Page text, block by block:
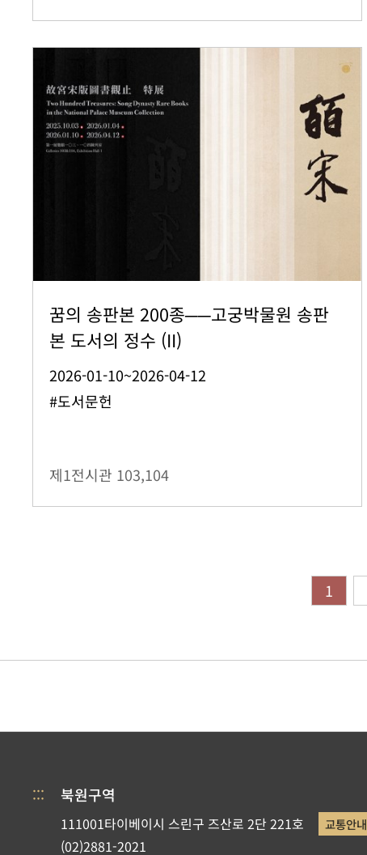
꿈의 송판본 200종──고궁박물원 송판
본 도서의 정수 (II)
2026-01-10~2026-04-12
#도서문헌
제1전시관 103,104
1
::: 북원구역
111001타이베이시 스린구 즈산로 2단 221호 교통안내
(02)2881-2021